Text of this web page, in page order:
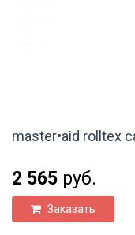
master•aid rolltex
2 565 руб.
Заказать